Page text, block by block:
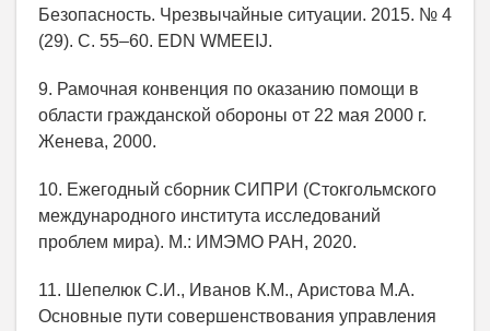
Безопасность. Чрезвычайные ситуации. 2015. № 4
(29). С. 55–60. EDN WMEEIJ.
9. Рамочная конвенция по оказанию помощи в
области гражданской обороны от 22 мая 2000 г.
Женева, 2000.
10. Ежегодный сборник СИПРИ (Стокгольмского
международного института исследований
проблем мира). М.: ИМЭМО РАН, 2020.
11. Шепелюк С.И., Иванов К.М., Аристова М.А.
Основные пути совершенствования управления